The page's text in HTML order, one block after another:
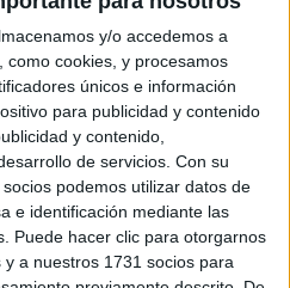
y/o accedemos a
como cookies, y procesamos
únicos e información
para publicidad y contenido
y contenido,
de servicios. Con su
podemos utilizar datos de
e identificación mediante las
Puede hacer clic para otorgarnos
a nuestros 1731 socios para
universidad de Barcelona. La
vida hasta ahora ha sido
año.
uno esta estudiando son
cuando uno ya no estudia!!
cambiar pero una vez que dejes
la decicion que tomes.
un mensaje y es que tienen
estudiado mucho ya que esto
y tambien hara que en los